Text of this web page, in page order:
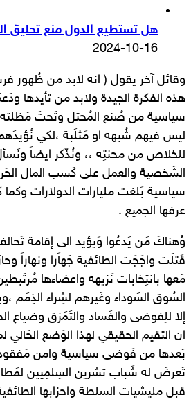
هل تستطيع الدول منع تحليق
2024-10-16
وقائل آخر يقول ( انه لابد من ظُهور
هذه الفكرة الجيدة ولابد من تأيدها
سياسية من صُنع المُحتل وتَحتَ مَظلته
ليس فيهم شُبهه او مَثلَبة ،لكي
للخلاص من محنتِه ،، ونُذّكر ايضاً
الشَخصية والعمل على كَسب المال
سياسية بَلغت مليارات الدولارات
عرفها الجميع .
وُهناكَ مَن يَدعُوا وَيؤيد الى إقامة
قَتلَت واجَجَت الطائفية جَهاًرا ونهاراً
مَعها بانتِخابات نَزيهه واعضاءها
السُوق السَوداء وغَيرهم لشِراء الذِمَم
إلا للِفوضى والفَساد والتَمَزق وضياع
ان التقيم الحقيقي لهذا الوَضع
بَعدها من فَوضى سياسية وامن مَفقود
تَعرضَ له شَباب تشرين السِلمِيين
قبل مليشيات السلطة واحزابها